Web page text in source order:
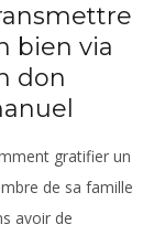
bien via
don
gratifier un
de sa famille
avoir de